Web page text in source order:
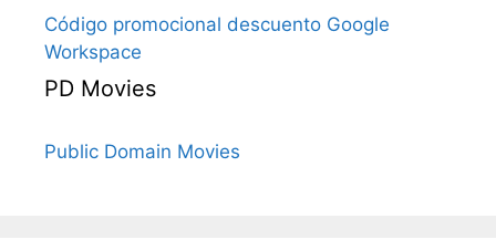
Código promocional descuento Google
Workspace
PD Movies
Public Domain Movies